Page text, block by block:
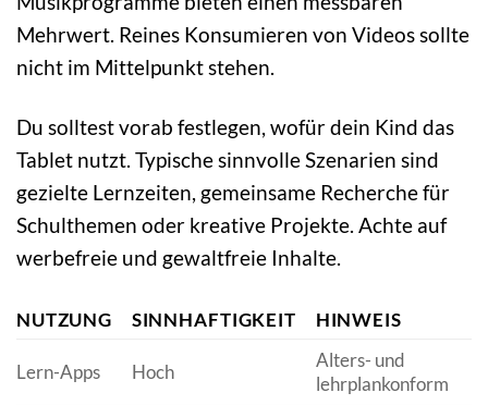
Mehrwert. Reines Konsumieren von Videos sollte
nicht im Mittelpunkt stehen.
Du solltest vorab festlegen, wofür dein Kind das
Tablet nutzt. Typische sinnvolle Szenarien sind
gezielte Lernzeiten, gemeinsame Recherche für
Schulthemen oder kreative Projekte. Achte auf
werbefreie und gewaltfreie Inhalte.
NUTZUNG SINNHAFTIGKEIT HINWEIS
Lern-Apps Hoch
Alters- und
lehrplankonform